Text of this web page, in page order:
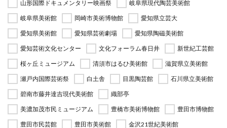
山形国際ドキュメンタリー映画祭
岐阜県現代陶芸美術館
岐阜県美術館
岡崎市美術博物館
愛知県立芸大
愛知県美術館
愛知県芸術劇場
愛知県陶磁美術館
愛知芸術文化センター
文化フォーラム春日井
新世紀工芸館
桜ヶ丘ミュージアム
清須市はるひ美術館
滋賀県立美術館
瀬戸内国際芸術祭
白土舎 目黒陶芸館
石川県立美術館
碧南市藤井達吉現代美術館
織部亭
美濃加茂市民ミュージアム
豊橋市美術博物館
豊田市博物館
豊田市民芸館
豊田市美術館
金沢21世紀美術館